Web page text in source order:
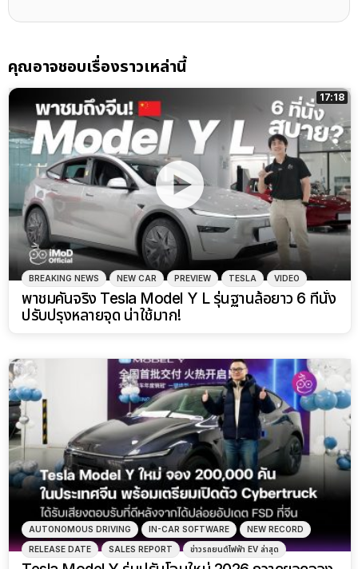
คุณอาจชอบเรื่องราวเหล่านี้
17:18
BREAKING NEWS NEW CAR PREVIEW TESLA VIDEO
พาชมคันจริง Tesla Model Y L รุ่นฐานล้อยาว 6 ที่นั่ง
ปรับปรุงหลายจุด น่าใช้มาก!
AUTONOMOUS DRIVING IN-CAR SOFTWARE NEW RECORD
RELEASE DATE SALES REPORT ข่าวรถยนต์ไฟฟ้า EV ล่าสุด